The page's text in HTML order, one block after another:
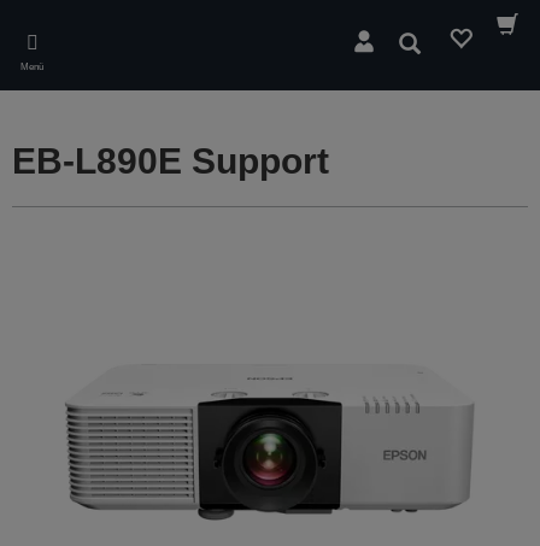
main
content
Menü
Suchen
EB-L890E Support